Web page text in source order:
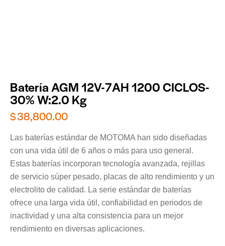
Batería AGM 12V-7AH 1200 CICLOS-
30% W:2.0 Kg
$38,800.00
Las baterías estándar de MOTOMA han sido diseñadas
con una vida útil de 6 años o más para uso general.
Estas baterías incorporan tecnología avanzada, rejillas
de servicio súper pesado, placas de alto rendimiento y un
electrolito de calidad. La serie estándar de baterías
ofrece una larga vida útil, confiabilidad en periodos de
inactividad y una alta consistencia para un mejor
rendimiento en diversas aplicaciones.